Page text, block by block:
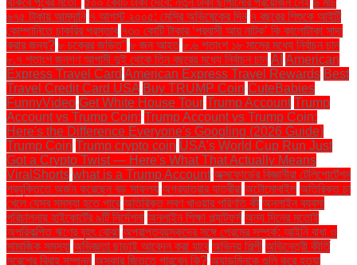
৬৭৫ টাকায় আমদানি ৭ আগস্ট ২০০৫: মেসির অভিষেকের দিন ৭ বছরের শিশুকে আইটি
কোম্পানিতে চাকরির প্রস্তাব ৭৩০ কোটি টাকার ‘প্রবাসী আয় নাটক’ কি কালোটাকা সাদা
করার জন্য? ৮ চক্রের জড়িত" ৮ জন আহত ৮.৬ শতাংশ ১৮ মাসের মধ্যে নির্বাচন চান
৮.৭ শতাংশ জনগণ আগামী দুই থেকে তিন বছরের মধ্যে নির্বাচন চান AI American
Express Travel Card American Express Travel Rewards Best
Travel Credit Card USA Buy TRUMP Coin CuteBabies
FunnyVideo Get White House Tour Trump Account Trump
Account vs Trump Coin: Trump Account vs Trump Coin:
Here's the Difference Everyone's Googling (2026 Guide)
Trump Coin Trump crypto coin USA's World Cup Run Just
Got a Crypto Twist — Here's What That Actually Means
ViralShorts what is a Trump Account অক্সফোর্ডের বিজ্ঞানীরা টেলিপোর্টেশন
প্রযুক্তিতে অর্জন করেছেন বড় সাফল্য অগ্রযাত্রার যাত্রীরা অটোমোবাইল অতিরিক্ত চা
খেলে যেসব সমস্যা হতে পারে অতিরিক্ত লবণ খাওয়ার পরিণতি কী অনলাইন ব্যবসা
পরিচালনায় হাইকোর্টের ৯টি নির্দেশনা অনলাইন শিক্ষা প্ল্যাটফর্ম অন্য দিনের মতোই
অপরিকল্পিত ঋণের বৃহৎ বোঝা অপ্রাপ্তবয়স্কদের সঙ্গে প্রেমের সম্পর্ক: আইনি বাধা ও
সামাজিক সমস্যা অভিজ্ঞতা ছাড়াই আবেদন করা যাবে অভিনয় শিল্পী অভিনেত্রী কীর্তি
সুরেশের বিবাহ সম্পন্ন অস্কার জিততে পারবেন কি? অ্যাডমিনকে গুলি করে হত্যা